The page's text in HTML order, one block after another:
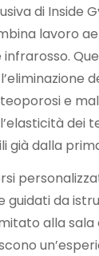
di Inside
lavoro
e
dei
già dalla
guidati da
alla sala